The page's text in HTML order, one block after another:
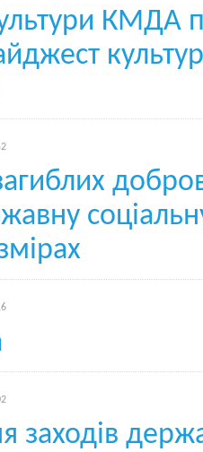
КМДА
заходів